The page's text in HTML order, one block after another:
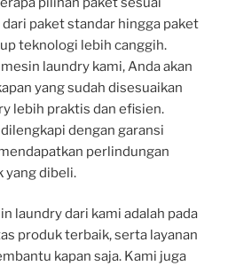
paket standar hingga paket
teknologi lebih canggih.
laundry kami, Anda akan
yang sudah disesuaikan
lebih praktis dan efisien.
dengan garansi
perlindungan
yang dibeli.
laundry dari kami adalah pada
produk terbaik, serta layanan
kapan saja. Kami juga